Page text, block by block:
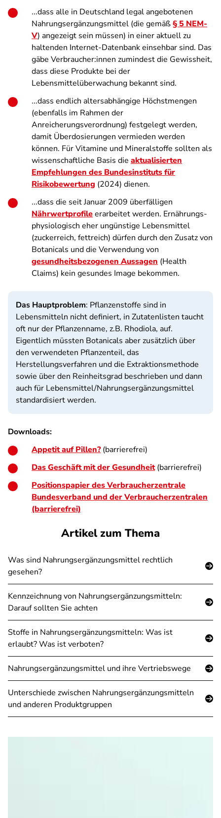
...dass alle in Deutschland legal angebotenen
Nahrungsergänzungsmittel (die gemäß§ 5 NEM-
V) angezeigt sein müssen) in einer aktuell zu
haltenden Internet-Datenbank einsehbar sind. Das
gäbe Verbraucher:innen zumindest die Gewissheit,
dass diese Produkte bei der
Lebensmittelüberwachung bekannt sind.
...dass endlich altersabhängige Höchstmengen
(ebenfalls im Rahmen der
Anreicherungsverordnung) festgelegt werden,
damit Überdosierungen vermieden werden
können. Für Vitamine und Mineralstoffe sollten als
wissenschaftliche Basis die aktualisierten
Empfehlungen des Bundesinstituts für
Risikobewertung (2024) dienen.
...dass die seit Januar 2009 überfälligen
Nährwertprofileerarbeitet werden. Ernährungs­
physiologisch eher ungünstige Lebensmittel
(zuckerreich, fettreich) dürfen durch den Zusatz von
Botanicals und die Verwendung von
gesundheitsbezogenen Aussagen (Health
Claims) kein gesundes Image bekommen.
Das Hauptproblem: Pflanzenstoffe sind in
Lebensmitteln nicht definiert, in Zutatenlisten taucht
oft nur der Pflanzenname, z.B. Rhodiola, auf.
Eigentlich müssten Botanicals aber zusätzlich über
den verwendeten Pflanzenteil, das
Herstellungsverfahren und die Extraktionsmethode
sowie über den Reinheitsgrad beschrieben und dann
auch für Lebensmittel/Nahrungsergänzungsmittel
standardisiert werden.
Downloads:
Appetit auf Pillen?(barrierefrei)
Das Geschäft mit der Gesundheit(barrierefrei)
Positionspapier des Verbraucherzentrale
Bundesverband und der Verbraucherzentralen
(barrierefrei)
Artikel zum Thema
Was sind Nahrungsergänzungsmittel rechtlich
gesehen?
Kennzeichnung von Nahrungsergänzungsmitteln:
Darauf sollten Sie achten
Stoffe in Nahrungsergänzungsmitteln: Was ist
erlaubt? Was ist verboten?
Nahrungsergänzungsmittel und ihre Vertriebswege
Unterschiede zwischen Nahrungsergänzungsmitteln
und anderen Produktgruppen